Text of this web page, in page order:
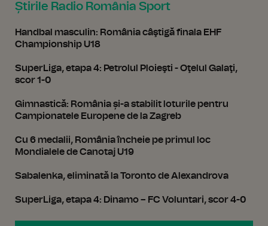
Știrile Radio România Sport
Handbal masculin: România câştigă finala EHF
Championship U18
SuperLiga, etapa 4: Petrolul Ploieşti - Oţelul Galaţi,
scor 1-0
Gimnastică: România și-a stabilit loturile pentru
Campionatele Europene de la Zagreb
Cu 6 medalii, România încheie pe primul loc
Mondialele de Canotaj U19
Sabalenka, eliminată la Toronto de Alexandrova
SuperLiga, etapa 4: Dinamo – FC Voluntari, scor 4-0